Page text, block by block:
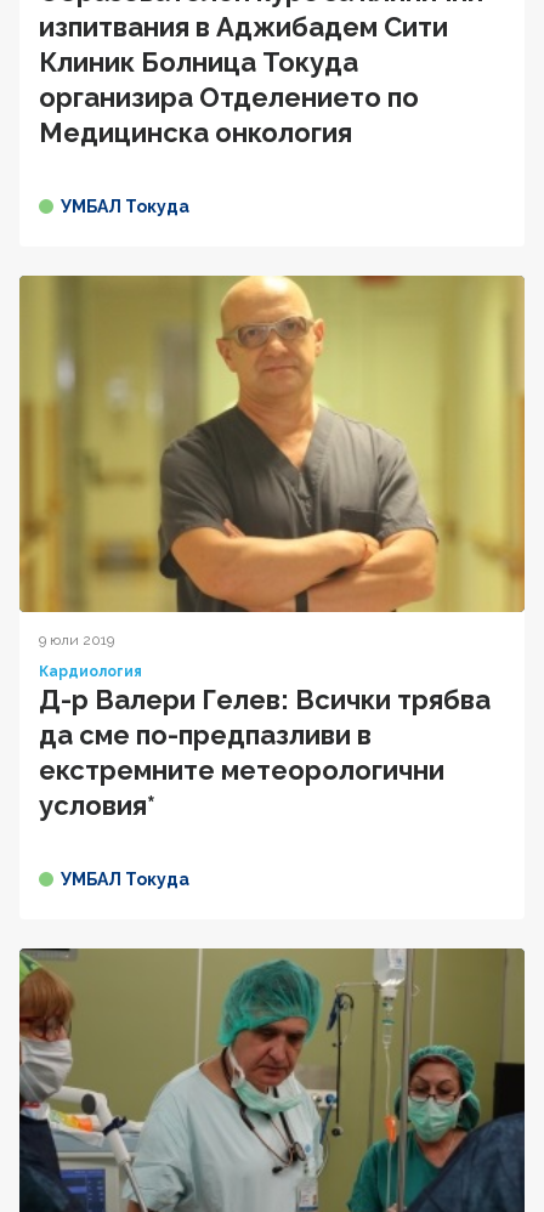
изпитвания в Аджибадем Сити
Клиник Болница Токуда
организира Отделението по
Медицинска онкология
УМБАЛ Токуда
9 юли 2019
Кардиология
Д-р Валери Гелев: Всички трябва
да сме по-предпазливи в
екстремните метеорологични
условия*
УМБАЛ Токуда